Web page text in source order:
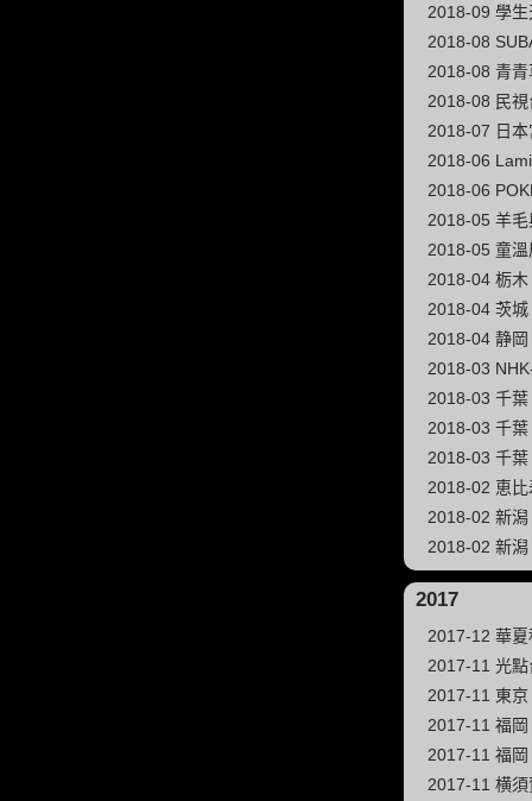
2018-09 學
2018-08
2018-08 青
2018-08 民
2018-07 日
2018-06
2018-06
2018-05 羊
2018-05 童
2018-04 栃
2018-04 茨
2018-04 静
2018-03
2018-03 千
2018-03 千葉
2018-03 千葉
2018-02 恵比
2018-02 新
2018-02 新
2017
2017-12 華
2017-11 光
2017-11 東京
2017-11 福
2017-11 福
2017-11 横